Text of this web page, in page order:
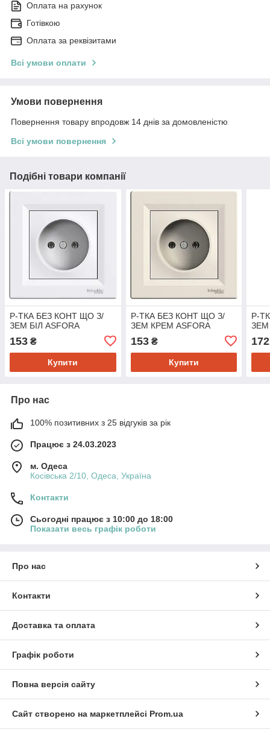
Оплата на рахунок
Готівкою
Оплата за реквізитами
Всі умови оплати
Умови повернення
Повернення товару впродовж 14 днів за домовленістю
Всі умови повернення
Подібні товари компанії
Р-ТКА БЕЗ КОНТ ЩО З/
ЗЕМ БІЛ ASFORA
153 ₴
Купити
Р-ТКА БЕЗ КОНТ ЩО З/
ЗЕМ КРЕМ ASFORA
153₴
Купити
Р-
ЗЕМ
172
Про нас
100% позитивних з 25 відгуків за рік
Працює з 24.03.2023
м. Одеса
Косівська 2/10, Одеса, Україна
Контакти
Сьогодні працює з 10:00 до 18:00
Показати весь графік роботи
Про нас
Контакти
Доставка та оплата
Графік роботи
Повна версія сайту
Сайт створено на маркетплейсі Prom.ua